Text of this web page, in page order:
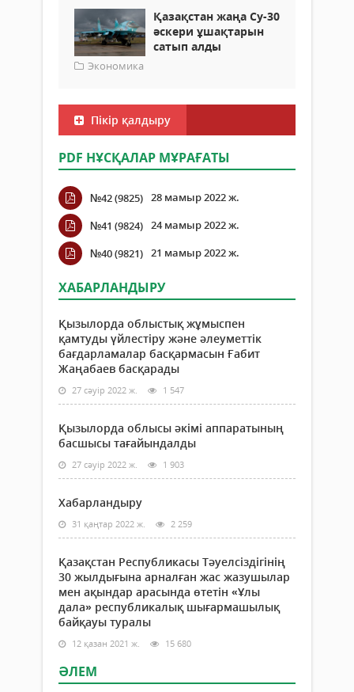
Қазақстан жаңа Су-30
әскери ұшақтарын
сатып алды
Экономика
Пікір қалдыру
PDF НҰСҚАЛАР МҰРАҒАТЫ
№42 (9825) 28 мамыр 2022 ж.
№41 (9824) 24 мамыр 2022 ж.
№40 (9821) 21 мамыр 2022 ж.
ХАБАРЛАНДЫРУ
Қызылорда облыстық жұмыспен
қамтуды үйлестіру және әлеуметтік
бағдарламалар басқармасын Ғабит
Жаңабаев басқарады
27 сәуір 2022 ж. 1 547
Қызылорда облысы әкімі аппаратының
басшысы тағайындалды
27 сәуір 2022 ж. 1 903
Хабарландыру
31 қаңтар 2022 ж. 2 259
Қазақстан Республикасы Тәуелсіздігінің
30 жылдығына арналған жас жазушылар
мен ақындар арасында өтетін «Ұлы
дала» республикалық шығармашылық
байқауы туралы
12 қазан 2021 ж. 15 680
ӘЛЕМ